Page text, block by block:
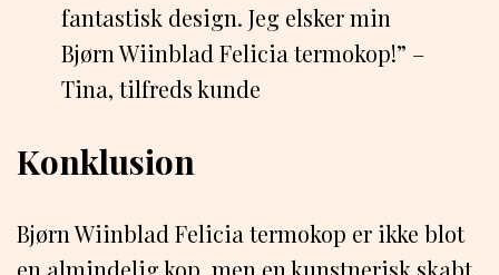
fantastisk design. Jeg elsker min
Bjørn Wiinblad Felicia termokop!” –
Tina, tilfreds kunde
Konklusion
Bjørn Wiinblad Felicia termokop er ikke blot
en almindelig kop, men en kunstnerisk skabt